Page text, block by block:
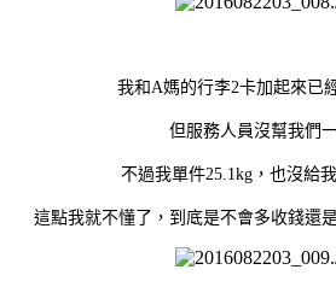
我和A媽的行李2卡加起來已
但服務人員沒幫我們
不過我單件25.1kg，也沒給
這點我就不懂了，到底是不會多收錢還